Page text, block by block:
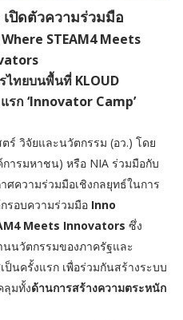
ปิดตัวความร่วมมือ
STEAM4 Meets
ทยบนพื้นที่ KLOUD
ก ‘Innovator Camp’
ร์ วิจัยและนวัตกรรม (อว.) โดย
ารมหาชน) หรือ NIA ร่วมมือกับ
ศความร่วมมือเชิงกลยุทธ์ในการ
รอบความร่วมมือ Inno
Meets Innovators ซึ่ง
นนวัตกรรมของภาครัฐและ
นครั้งแรก เพื่อร่วมกันสร้างระบบ
ลุมทั้งด้านการสร้างความตระหนัก